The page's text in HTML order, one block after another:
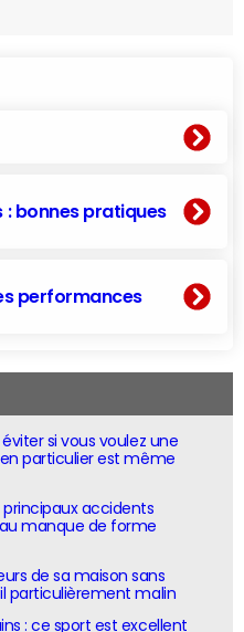
: bonnes pratiques
performances
si vous voulez une
particulier est même
principaux accidents
manque de forme
de sa maison sans
particulièrement malin
: ce sport est excellent